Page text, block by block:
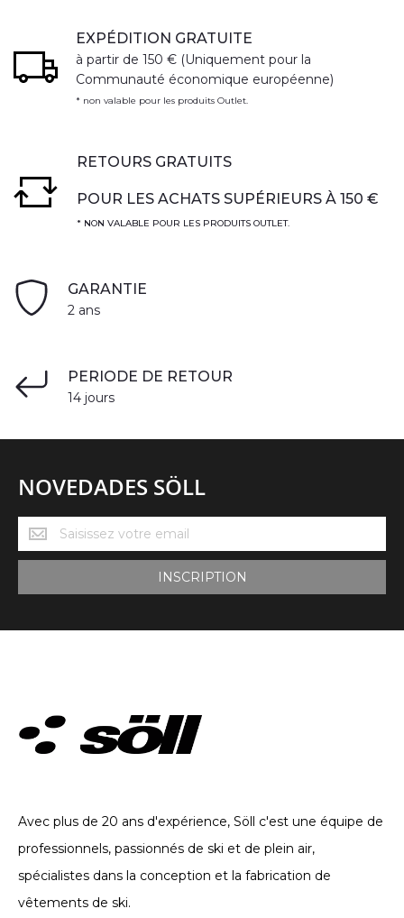
EXPÉDITION GRATUITE
à partir de 150 € (Uniquement pour la
Communauté économique européenne)
* non valable pour les produits Outlet.
RETOURS GRATUITS
POUR LES ACHATS SUPÉRIEURS À 150 €
* NON VALABLE POUR LES PRODUITS OUTLET.
GARANTIE
2 ans
PERIODE DE RETOUR
14 jours
NOVEDADES SÖLL
Novedades
Söll
INSCRIPTION
Avec plus de 20 ans d'expérience, Söll c'est une équipe de
professionnels, passionnés de ski et de plein air,
spécialistes dans la conception et la fabrication de
vêtements de ski.